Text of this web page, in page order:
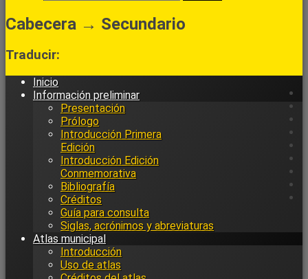
Cabecera → Secundario
Traducir:
Inicio
Información preliminar
Presentación
Prólogo
Introducción Primera
Edición
Introducción Edición
Conmemorativa
Bibliografía
Créditos
Guía para consulta
Siglas, acrónimos y abreviaturas
Atlas municipal
Introducción
Uso de atlas